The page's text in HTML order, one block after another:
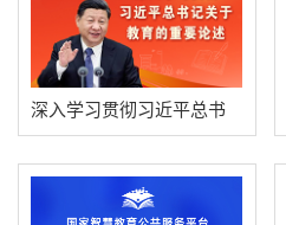
深入学习贯彻习近平总书